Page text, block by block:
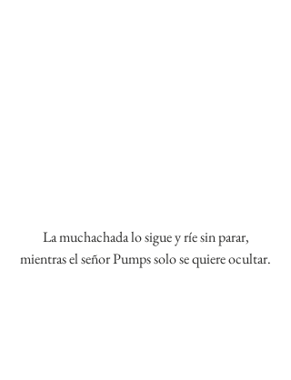
La muchachada lo sigue y ríe sin parar,
mientras el señor Pumps solo se quiere ocultar.